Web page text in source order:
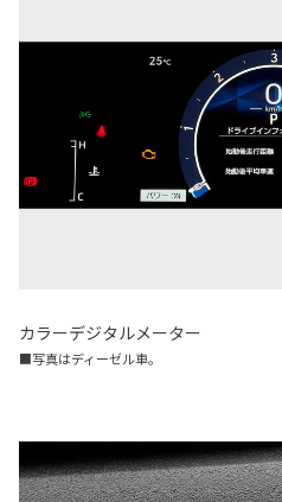
カラーデジタルメーター
■写真はディーゼル車。